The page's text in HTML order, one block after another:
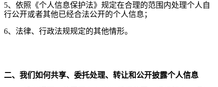
5、依照《个人信息保护法》规定在合理的范围内处理个人自
行公开或者其他已经合法公开的个人信息；
6、法律、行政法规规定的其他情形。
二、我们如何共享、委托处理、转让和公开披露个人信息